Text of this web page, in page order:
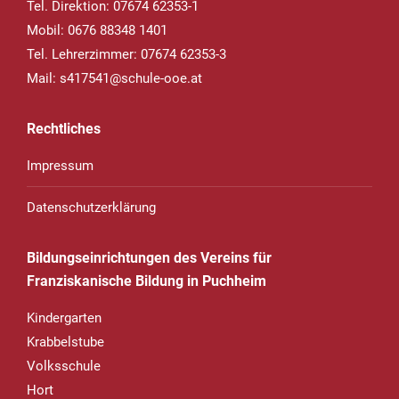
Tel. Direktion: 07674 62353-1
Mobil: 0676 88348 1401
Tel. Lehrerzimmer: 07674 62353-3
Mail: s417541@schule-ooe.at
Rechtliches
Impressum
Datenschutzerklärung
Bildungseinrichtungen des Vereins für
Franziskanische Bildung in Puchheim
Kindergarten
Krabbelstube
Volksschule
Hort